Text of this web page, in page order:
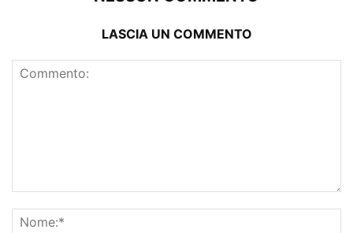
LASCIA UN COMMENTO